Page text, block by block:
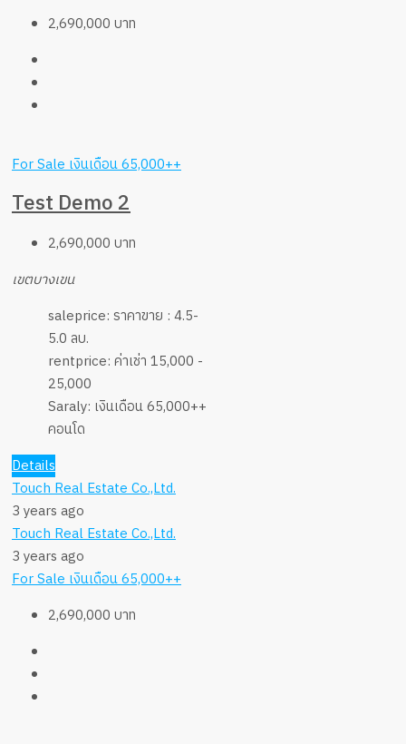
2,690,000 บาท
For Saleเงินเดือน 65,000++
Test Demo 2
2,690,000 บาท
เขตบางเขน
saleprice: ราคาขาย : 4.5-
5.0 ลบ.
rentprice: ค่าเช่า 15,000 -
25,000
Saraly: เงินเดือน 65,000++
คอนโด
Details
Touch Real Estate Co.,Ltd.
3 years ago
Touch Real Estate Co.,Ltd.
3 years ago
For Saleเงินเดือน 65,000++
2,690,000 บาท